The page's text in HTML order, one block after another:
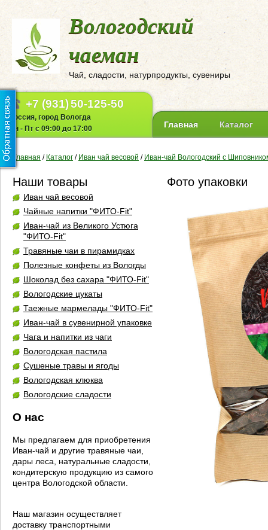
Вологодский
чаеман
Чай, сладости, натурпродукты, сувениры
+7 (931)50-125-50
Россия, город Вологда
Пн - Пт с 09:00 до 17:00
Главная Каталог
Главная / Каталог / Иван чай весовой / Иван-чай Вологодский с
Наши товары
Иван чай весовой
Чайные напитки "ФИТО-Fit"
Иван-чай из Великого Устюга
"ФИТО-Fit"
Травяные чаи в пирамидках
Полезные конфеты из Вологды
Шоколад без сахара "ФИТО-Fit"
Вологодские цукаты
Таежные мармелады "ФИТО-Fit"
Иван-чай в сувенирной упаковке
Чага и напитки из чаги
Вологодская пастила
Сушеные травы и ягоды
Вологодская клюква
Вологодские сладости
О нас
Мы предлагаем для приобретения
Иван-чай и другие травяные чаи,
дары леса, натуральные сладости,
кондитерскую продукцию из самого
центра Вологодской области.
Наш магазин осуществляет
доставку транспортными
Фото упаковки